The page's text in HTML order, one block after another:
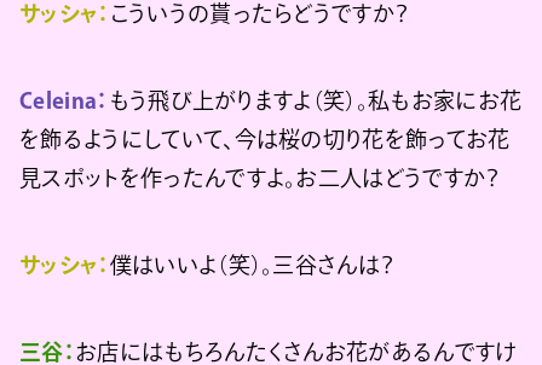
サッシャ： こういうの貰ったらどうですか？
Celeina： もう飛び上がりますよ（笑）。私もお家にお花
を飾るようにしていて、今は桜の切り花を飾ってお花
見スポットを作ったんですよ。お二人はどうですか？
サッシャ： 僕はいいよ（笑）。三谷さんは？
三谷： お店にはもちろんたくさんお花があるんですけ